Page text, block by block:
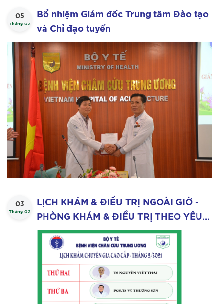
05
Tháng 02
Bổ nhiệm Giám đốc Trung tâm Đào tạo
và Chỉ đạo tuyến
03
Tháng 02
LỊCH KHÁM & ĐIỀU TRỊ NGOÀI GIỜ -
PHÒNG KHÁM & ĐIỀU TRỊ THEO YÊU
CẦU